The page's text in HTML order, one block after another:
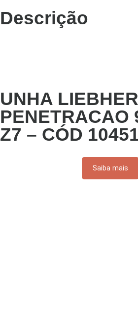
Descrição
UNHA
PENETRACAO
Z7 – CÓD
Saiba mais